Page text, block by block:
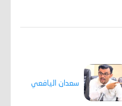
سعدان اليافعي